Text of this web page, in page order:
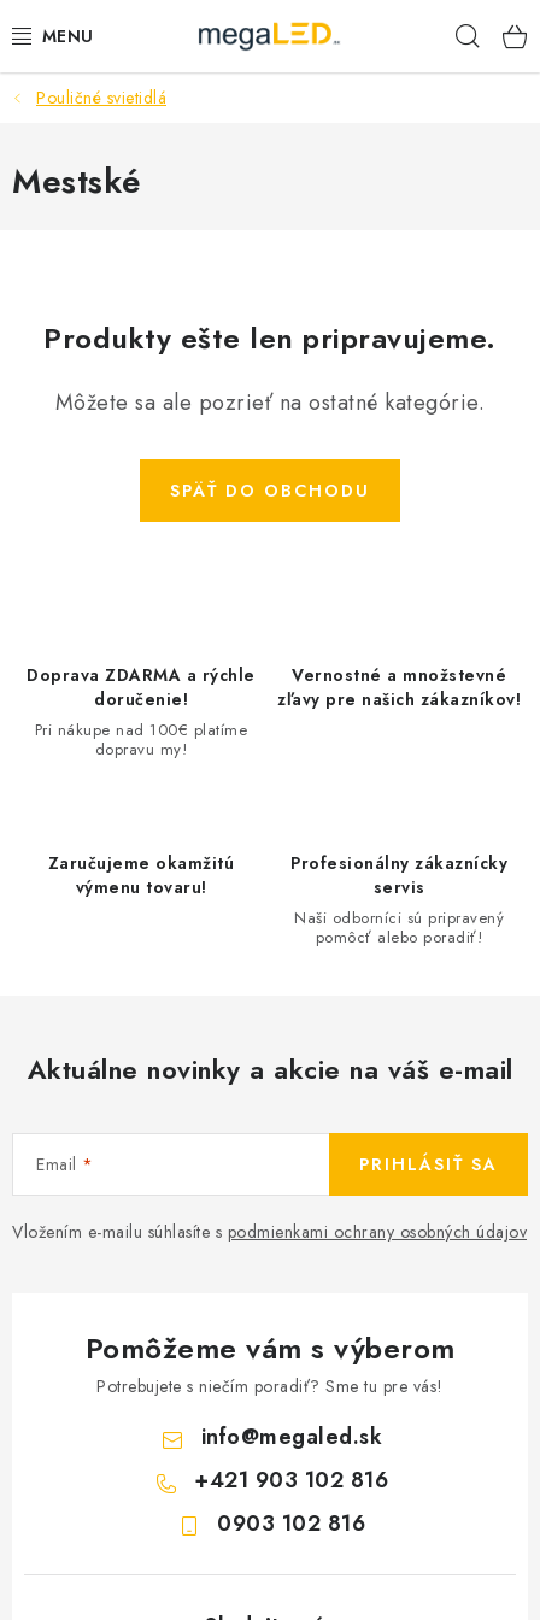
na
PRIEMYSEL
SVIETIDLÁ
ELEKTROMATERIÁL
VENTILÁTORY
SAMSUNG SVIETIDLÁ
DOM A ZÁHRADA
OBCHODNÉ PODMIENKY
O NÁS - MEGALED & JANTON ZÁKAMENNÉ
Reklamácie a formulár na odstúpenie od zmluvy
Pouličné svietidlá
Mestské
Produkty ešte len pripravujeme.
Môžete sa ale pozrieť na ostatné kategórie.
SPÄŤ DO OBCHODU
Doprava ZDARMA a rýchle
doručenie!
Pri nákupe nad 100€ platíme
dopravu my!
Vernostné a množstevné
zľavy pre našich zákazníkov!
Zaručujeme okamžitú
výmenu tovaru!
Profesionálny zákaznícky
servis
Naši odborníci sú pripravený
pomôcť alebo poradiť!
Aktuálne novinky a akcie na váš e-mail
Email
Vložením e-mailu súhlasíte s podmienkami ochrany osobných údajov
PRIHLÁSIŤ SA
Pomôžeme vám s výberom
Potrebujete s niečím poradiť? Sme tu pre vás!
info@megaled.sk
+421 903 102 816
0903 102 816